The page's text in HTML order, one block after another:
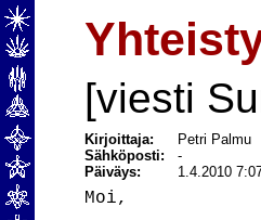
[viesti
Kirjoittaja:
Petri Palmu
Sähköposti:-
Päiväys:
1.4.2010
Moi,